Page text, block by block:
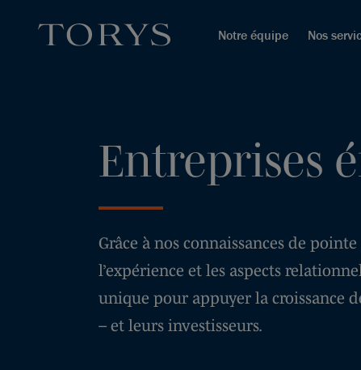
Notre équipe Nos
Entreprises
Grâce à nos connaissances de
l’expérience et les aspects
unique pour appuyer la croissance
– et leurs investisseurs.